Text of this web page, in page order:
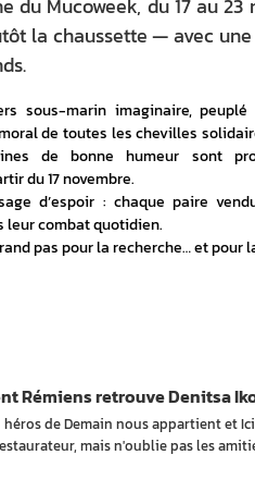
du Mucoweek, du 17 au 23
la chaussette — avec
sous-marin imaginaire,
de toutes les chevilles
de bonne humeur sont
du 17 novembre.
d’espoir : chaque paire
leur combat quotidien.
pas pour la recherche… et pour
héros de Demain nous appartient et
mais n'oublie pas les
Rémiens retrouve Denitsa